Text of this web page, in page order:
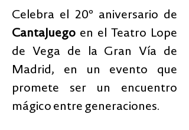
Celebra el 20º aniversario de
CantaJuego en el Teatro Lope
de Vega de la Gran Vía de
Madrid, en un evento que
promete ser un encuentro
mágico entre generaciones.